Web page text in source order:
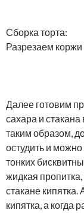
Сборка торта:
Разрезаем
Далее готовим
сахара и
таким образом,
остудить и
тонких
жидкая
стакане
кипятка, а когда